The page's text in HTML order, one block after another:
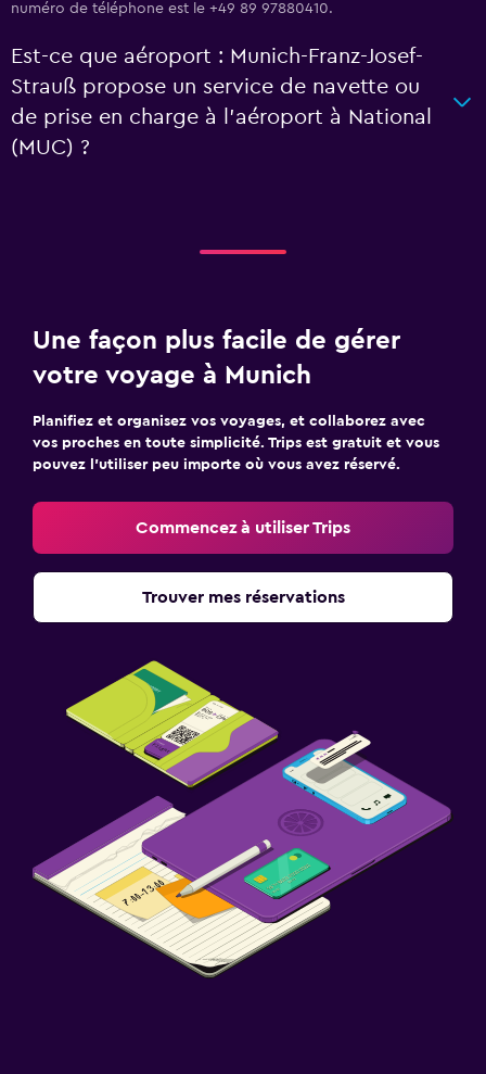
numéro de téléphone est le +49 89 97880410.
Est-ce que aéroport : Munich-Franz-Josef-
Strauß propose un service de navette ou
de prise en charge à l’aéroport à National
(MUC) ?
Une façon plus facile de gérer
votre voyage à Munich
Planifiez et organisez vos voyages, et collaborez avec
vos proches en toute simplicité. Trips est gratuit et vous
pouvez l’utiliser peu importe où vous avez réservé.
Commencez à utiliser Trips
Trouver mes réservations